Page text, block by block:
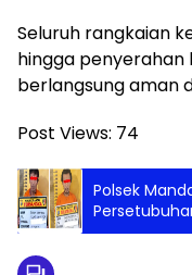
Seluruh rangkaian
hingga
berlangsung aman
Post Views: 74
Polsek
di Desa